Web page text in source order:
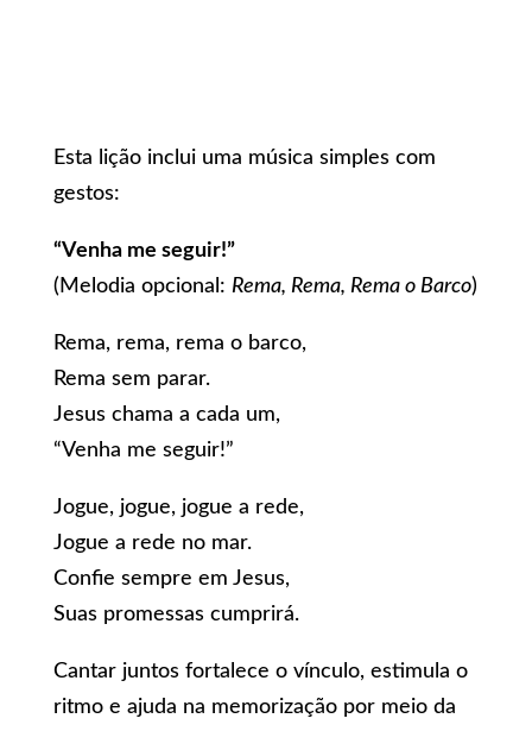
Esta lição inclui uma música simples com
gestos:
“Venha me seguir!”
(Melodia opcional: Rema, Rema, Rema o Barco)
Rema, rema, rema o barco,
Rema sem parar.
Jesus chama a cada um,
“Venha me seguir!”
Jogue, jogue, jogue a rede,
Jogue a rede no mar.
Confie sempre em Jesus,
Suas promessas cumprirá.
Cantar juntos fortalece o vínculo, estimula o
ritmo e ajuda na memorização por meio da